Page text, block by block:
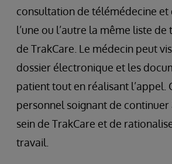
consultation de télémédecine et
l’une ou l’autre la même liste de
de TrakCare. Le médecin peut
dossier électronique et les
patient tout en réalisant l’appel.
personnel soignant de
sein de TrakCare et de
travail.